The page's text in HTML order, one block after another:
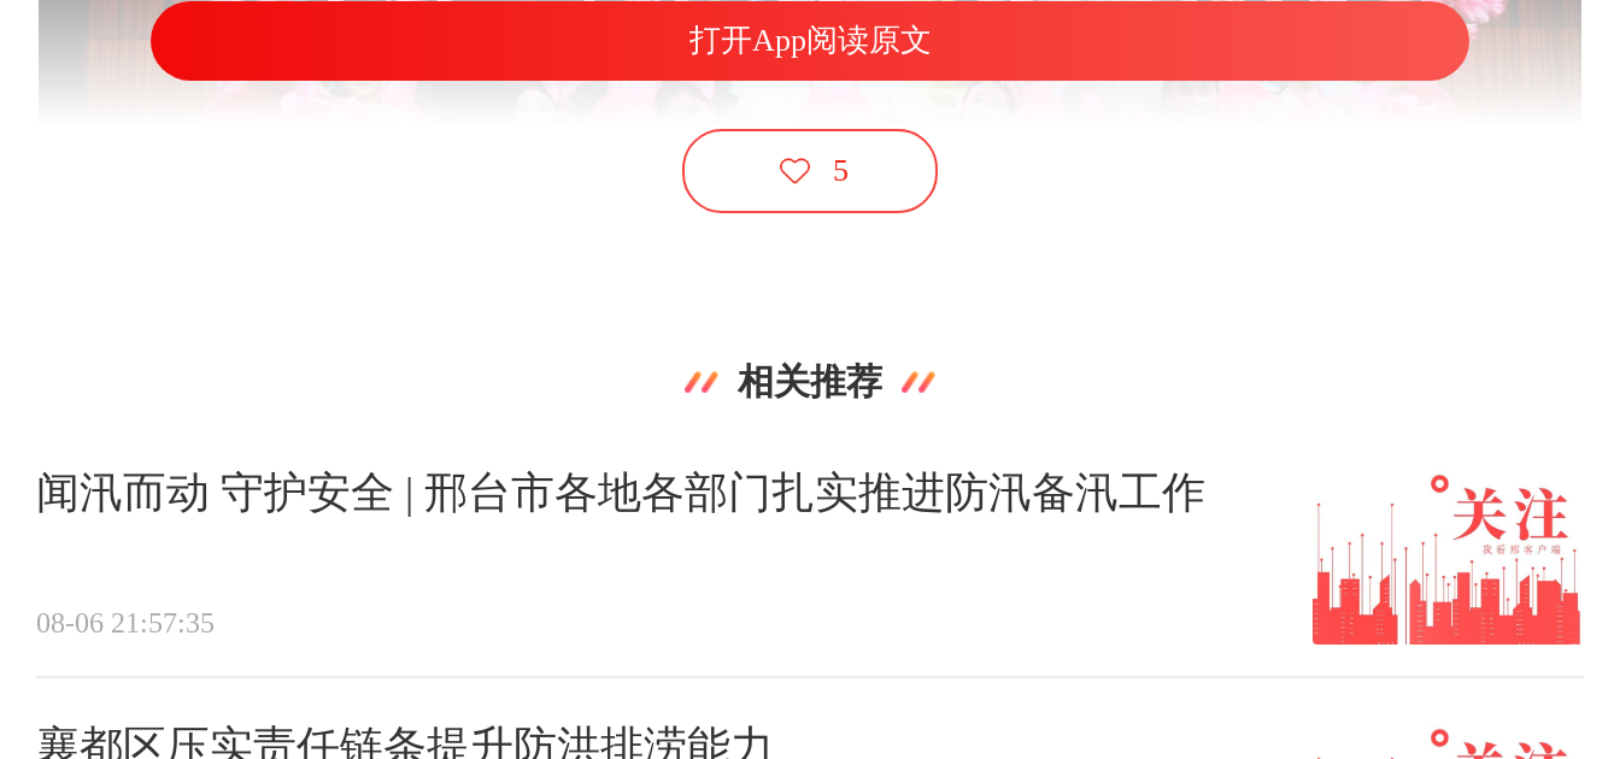
开场舞《领航》以恢宏气势展现了中国共产党带领人民奋勇前进的壮阔征程。
《映山红》《珊瑚颂》《绣红旗》《党旗飘扬的方向》红色经典歌曲联唱，深情回顾
了战争年代的峥嵘岁月，用歌声重温革命岁月的炽热情怀；歌舞《吉祥谣》传递了对
打开App阅读原文
5
相关推荐
闻汛而动 守护安全 | 邢台市各地各部门扎实推进防汛备汛工作
08-06 21:57:35
襄都区压实责任链条提升防洪排涝能力